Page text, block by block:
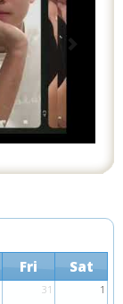
Fri Sat
31 1